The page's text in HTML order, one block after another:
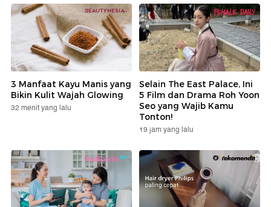
3 Manfaat Kayu Manis yang
Bikin Kulit Wajah Glowing
32 menit yang lalu
Selain The East Palace, Ini
5 Film dan Drama Roh Yoon
Seo yang Wajib Kamu
Tonton!
19 jam yang lalu